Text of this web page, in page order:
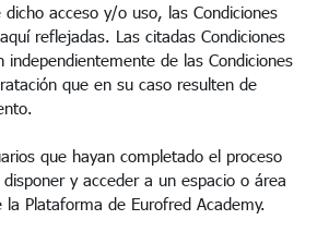
acceso y/o uso, las Condiciones
reflejadas. Las citadas Condiciones
independientemente de las Condiciones
que en su caso resulten de
que hayan completado el proceso
y acceder a un espacio o área
Plataforma de Eurofred Academy.